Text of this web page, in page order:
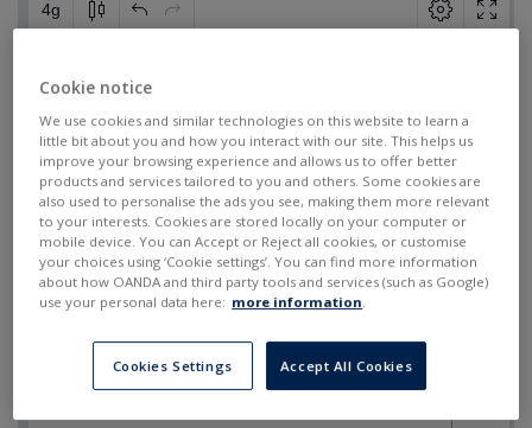
Cookie notice
We use cookies and similar technologies on this website to learn a
little bit about you and how you interact with our site. This helps us
improve your browsing experience and allows us to offer better
products and services tailored to you and others. Some cookies are
also used to personalise the ads you see, making them more relevant
to your interests. Cookies are stored locally on your computer or
mobile device. You can Accept or Reject all cookies, or customise
your choices using ‘Cookie settings’. You can find more information
about how OANDA and third party tools and services (such as Google)
use your personal data here: more information.
Cookies Settings Accept All Cookies